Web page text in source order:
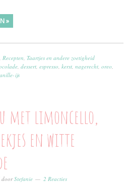
»
Recepten Taartjes en andere zoetigheid
, dessert, espresso kerst, nagerecht, oreo
ijs
met limoncello,
en witte
doorStefanie 2 Reacties